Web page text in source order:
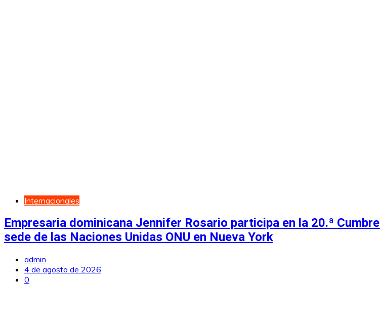
Internacionales
Empresaria dominicana Jennifer Rosario participa en la 20.ª
sede de las Naciones Unidas ONU en Nueva York
admin
4 de agosto de 2026
0